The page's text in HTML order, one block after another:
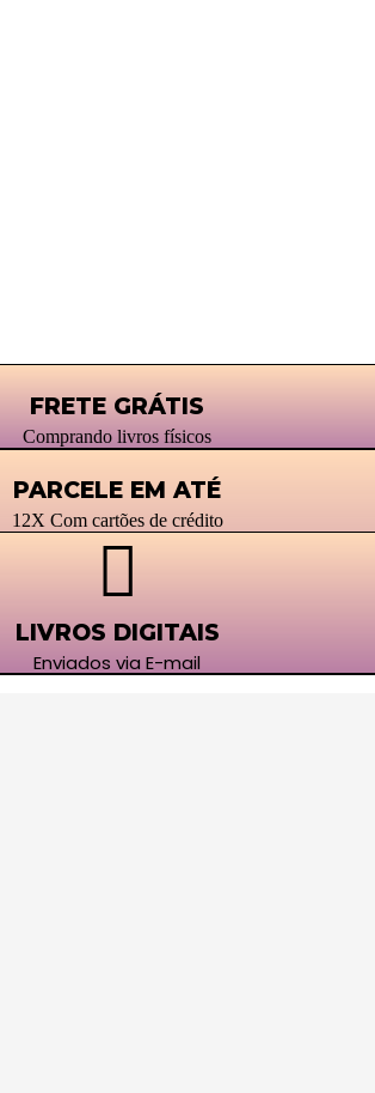
FRETE GRÁTIS
Comprando livros físicos
PARCELE EM ATÉ
12X Com cartões de crédito
LIVROS DIGITAIS
Enviados via E-mail